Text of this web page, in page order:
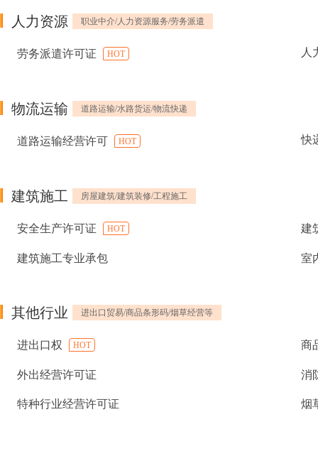
人力资源 职业中介/人力资源服务/劳务派遣
劳务派遣许可证 HOT 人
物流运输 道路运输/水路货运/物流快递
道路运输经营许可 HOT 快
建筑施工 房屋建筑/建筑装修/工程施工
安全生产许可证 HOT 建
建筑施工专业承包 室
其他行业 进出口贸易/商品条形码/烟草经营等
进出口权 HOT 商
外出经营许可证 消
特种行业经营许可证 烟